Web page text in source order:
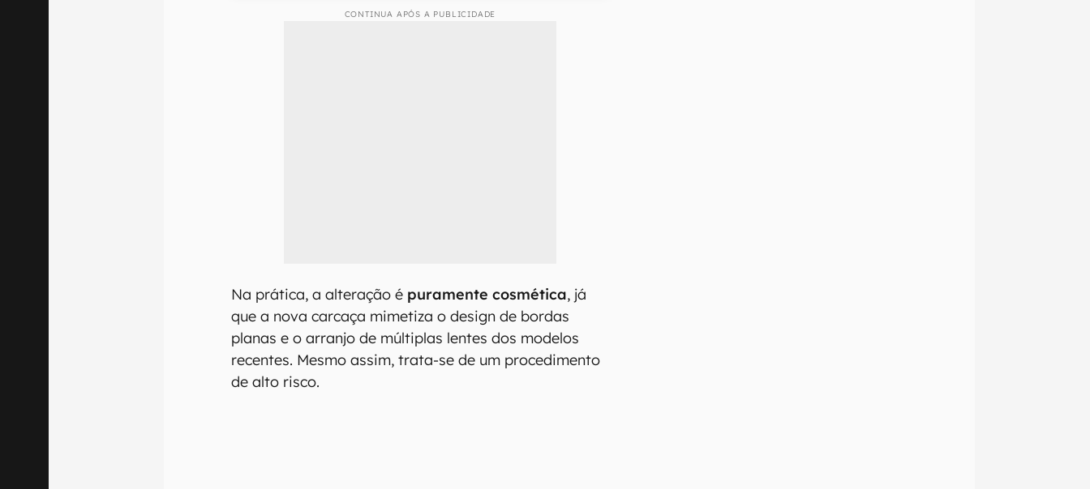
CONTINUA APÓS A PUBLICIDADE
Na prática, a alteração é puramente cosmética, já
que a nova carcaça mimetiza o design de bordas
planas e o arranjo de múltiplas lentes dos modelos
recentes. Mesmo assim, trata-se de um procedimento
de alto risco.